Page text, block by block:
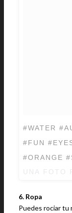
#WATER
#FUN
#ORANGE
6. Ropa
Puedes rociar tu